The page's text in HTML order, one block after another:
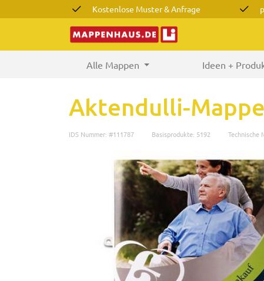
Kostenlose Muster & Anfrage
Alle Mappen (current) Ideen +
Aktendulli-
IDS Nummer: #111787 Basisprodukte: 5192 Technische